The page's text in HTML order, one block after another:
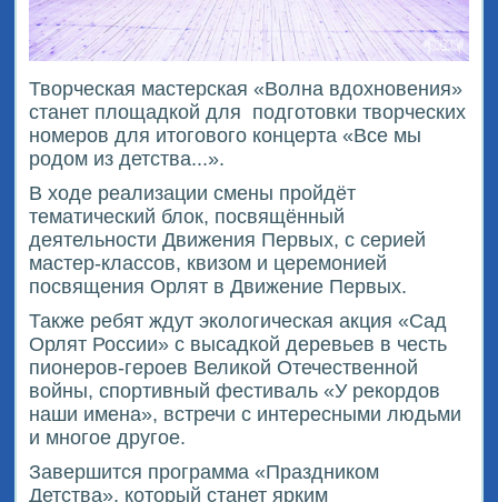
Творческая мастерская «Волна вдохновения»
станет площадкой для подготовки творческих
номеров для итогового концерта «Все мы
родом из детства...».
В ходе реализации смены пройдёт
тематический блок, посвящённый
деятельности Движения Первых, с серией
мастер-классов, квизом и церемонией
посвящения Орлят в Движение Первых.
Также ребят ждут экологическая акция «Сад
Орлят России» с высадкой деревьев в честь
пионеров-героев Великой Отечественной
войны, спортивный фестиваль «У рекордов
наши имена», встречи с интересными людьми
и многое другое.
Завершится программа «Праздником
Детства», который станет ярким